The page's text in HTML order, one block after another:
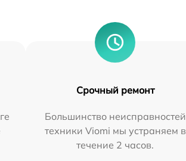
Срочный ремонт
Большинство неисправностей
техники Viomi мы устраняем в
течение 2 часов.